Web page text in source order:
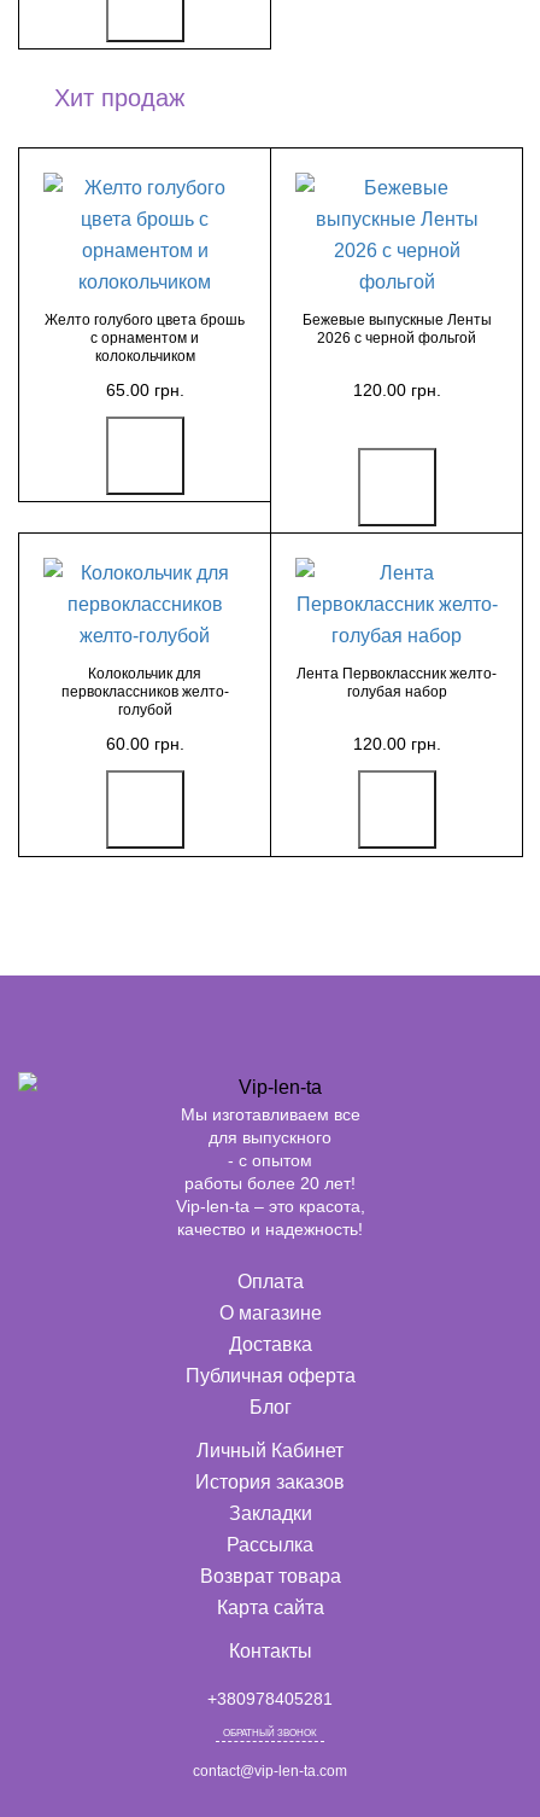
Хит продаж
Желто голубого цвета брошь
с орнаментом и
колокольчиком
65.00 грн.
Бежевые выпускные Ленты
2026 с черной фольгой
120.00 грн.
Колокольчик для
первоклассников желто-
голубой
60.00 грн.
Лента Первоклассник желто-
голубая набор
120.00 грн.
Мы изготавливаем все
для выпускного
- с опытом
работы более 20 лет!
Vip-len-ta – это красота,
качество и надежность!
Оплата
О магазине
Доставка
Публичная оферта
Блог
Личный Кабинет
История заказов
Закладки
Рассылка
Возврат товара
Карта сайта
Контакты
+380978405281
ОБРАТНЫЙ ЗВОНОК
contact@vip-len-ta.com